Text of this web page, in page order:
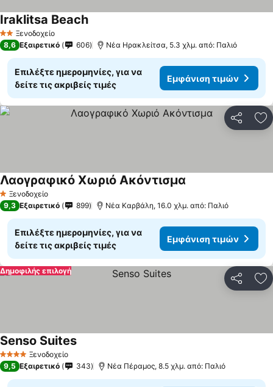
2 ΑστέριαΞενοδοχείο
Iraklitsa Beach
8,6 Εξαιρετικό 606 Νέα Ηρακλείτσα, 5.3 χλμ. από: Παλιό
Επιλέξτε ημερομηνίες, για να
δείτε τις ακριβείς τιμές
Εμφάνιση τιμών
1 Αστέρια
Ξενοδοχείο
Λαογραφικό Χωριό Ακόντισμα
9,3 Εξαιρετικό 899 Νέα Καρβάλη, 16.0 χλμ. από: Παλιό
Επιλέξτε ημερομηνίες, για να
δείτε τις ακριβείς τιμές
Εμφάνιση τιμών
Δημοφιλής επιλογή
4 ΑστέριαΞενοδοχείο
Senso Suites
9,5 Εξαιρετικό 343 Νέα Πέραμος, 8.5 χλμ. από: Παλιό